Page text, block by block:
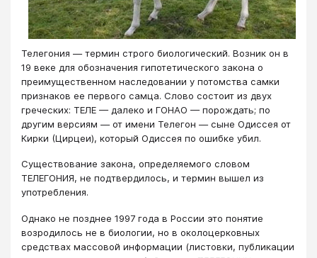
​Телегония — термин строго биологический. Возник он в
19 веке для обозначения гипотетического закона о
преимущественном наследовании у потомства самки
признаков ее первого самца. Слово состоит из двух
греческих: ТЕЛЕ — далеко и ГОНАО — порождать; по
другим версиям — от имени Телегон — сыне Одиссея от
Кирки (Цирцеи), который Одиссея по ошибке убил.
Существование закона, определяемого словом
ТЕЛЕГОНИЯ, не подтвердилось, и термин вышел из
употребления.
Однако не позднее 1997 года в России это понятие
возродилось не в биологии, но в околоцерковных
средствах массовой информации (листовки, публикации